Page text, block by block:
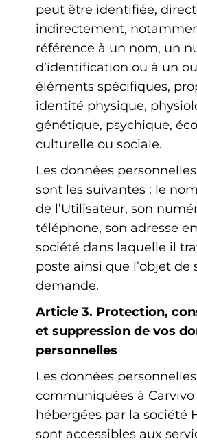
peut être identifiée,
indirectement,
référence à un nom, un
d’identification ou à un
éléments spécifiques,
identité physique,
génétique, psychique,
culturelle ou sociale.
Les données
sont les suivantes : le
de l’Utilisateur, son
téléphone, son adresse
société dans laquelle il
poste ainsi que l’objet de
demande.
Article 3. Protection,
et suppression de vos
personnelles
Les données personnelles
communiquées à Carvivo
hébergées par la société
sont accessibles aux